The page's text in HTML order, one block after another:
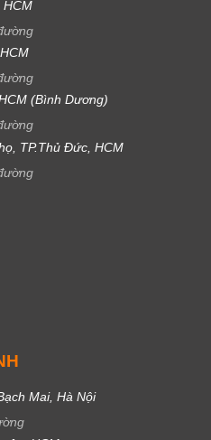
HCM
(Bình Dương)
TP.Thủ Đức, HCM
Mai, Hà Nội